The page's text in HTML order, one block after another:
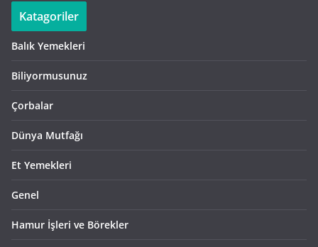
Katagoriler
Balık Yemekleri
Biliyormusunuz
Çorbalar
Dünya Mutfağı
Et Yemekleri
Genel
Hamur İşleri ve Börekler